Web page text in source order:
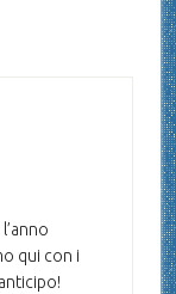
qui con i